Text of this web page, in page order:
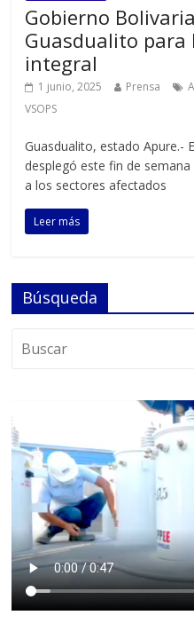
Gobierno
Guasdualito
integral
1 junio, 2025 Prensa
VSOPS
Guasdualito, estado Apure.-
desplegó este fin de
a los sectores afectados
Leer más
Búsqueda